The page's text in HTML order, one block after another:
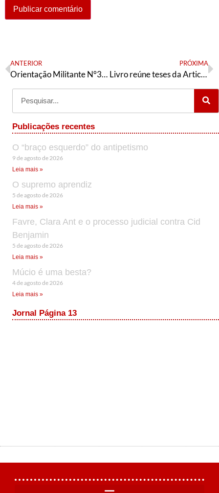
ANTERIOR
Orientação Militante N°360 (27 de fevereiro de 2023)
PRÓXIMA
Livro reúne teses da Articulação de Esquerda aos Congressos da UNE
Publicações recentes
O “braço esquerdo” do antipetismo
9 de agosto de 2026
Leia mais »
O supremo aprendiz
5 de agosto de 2026
Leia mais »
Favre, Clara Ant e o processo judicial contra Cid
Benjamin
5 de agosto de 2026
Leia mais »
Múcio é uma besta?
4 de agosto de 2026
Leia mais »
Jornal Página 13